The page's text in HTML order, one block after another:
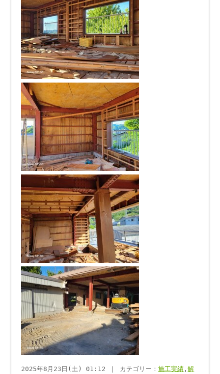
2025年8月23日(土) 01:12 ｜ カテゴリー：施工実績 ,解